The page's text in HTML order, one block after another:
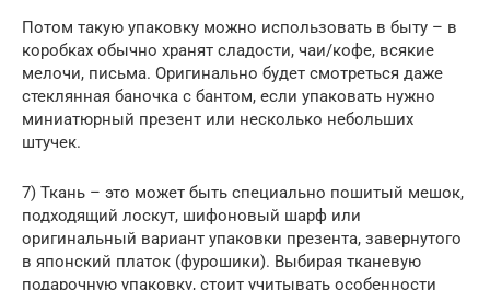
Потом такую упаковку можно использовать в быту – в
коробках обычно хранят сладости, чаи/кофе, всякие
мелочи, письма. Оригинально будет смотреться даже
стеклянная баночка с бантом, если упаковать нужно
миниатюрный презент или несколько небольших
штучек.
7) Ткань – это может быть специально пошитый мешок,
подходящий лоскут, шифоновый шарф или
оригинальный вариант упаковки презента, завернутого
в японский платок (фурошики). Выбирая тканевую
подарочную упаковку, стоит учитывать особенности